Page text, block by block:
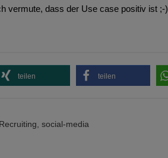
vermute, dass der Use case positiv ist ;-)
teilen teilen
social-media